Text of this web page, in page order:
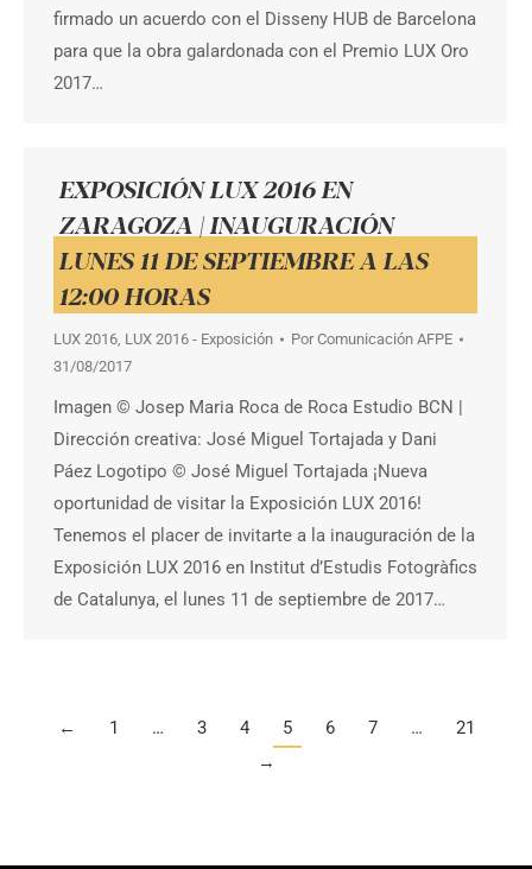
firmado un acuerdo con el Disseny HUB de Barcelona
para que la obra galardonada con el Premio LUX Oro
2017…
EXPOSICIÓN LUX 2016 EN
ZARAGOZA | INAUGURACIÓN
LUNES 11 DE SEPTIEMBRE A LAS
12:00 HORAS
LUX 2016, LUX 2016 - Exposición PorComunicación AFPE
31/08/2017
Imagen © Josep Maria Roca de Roca Estudio BCN |
Dirección creativa: José Miguel Tortajada y Dani
Páez Logotipo © José Miguel Tortajada ¡Nueva
oportunidad de visitar la Exposición LUX 2016!
Tenemos el placer de invitarte a la inauguración de la
Exposición LUX 2016 en Institut d’Estudis Fotogràfics
de Catalunya, el lunes 11 de septiembre de 2017…
← 1 … 3 4 5 6 7 …
21
→